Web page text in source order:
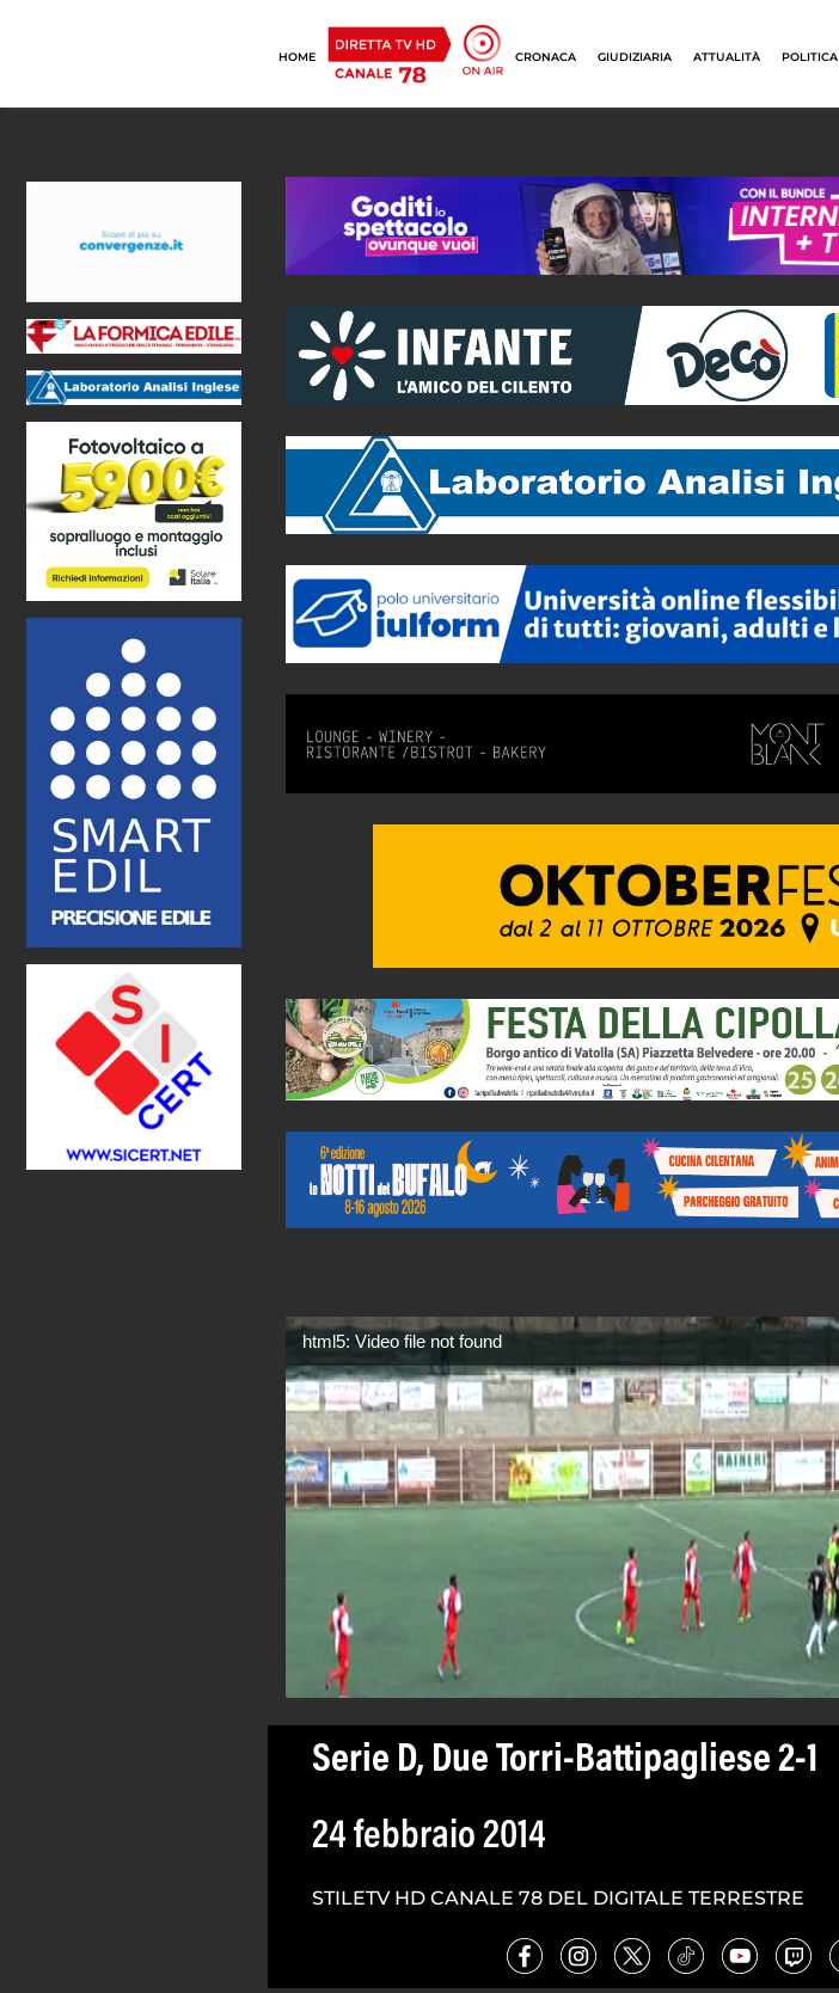
HOME CRONACA GIUDIZIARIA ATTUALITÀ POLITICA
html5: Video file not found
Serie D, Due Torri-Battipagliese 2-1
24 febbraio 2014
STILETV HD CANALE 78 DEL DIGITALE TERRESTRE